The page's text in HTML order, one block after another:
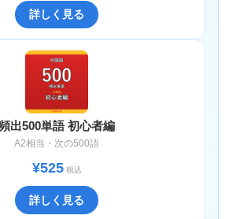
詳しく見る
出500単語 初心者編
A2相当・次の500語
¥525税込
詳しく見る